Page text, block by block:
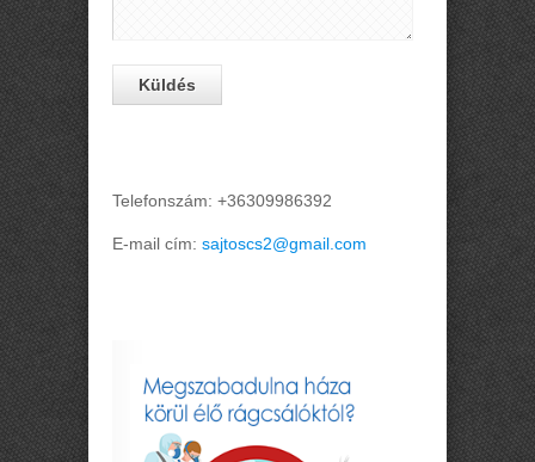
Telefonszám: +36309986392
E-mail cím: sajtoscs2@gmail.com